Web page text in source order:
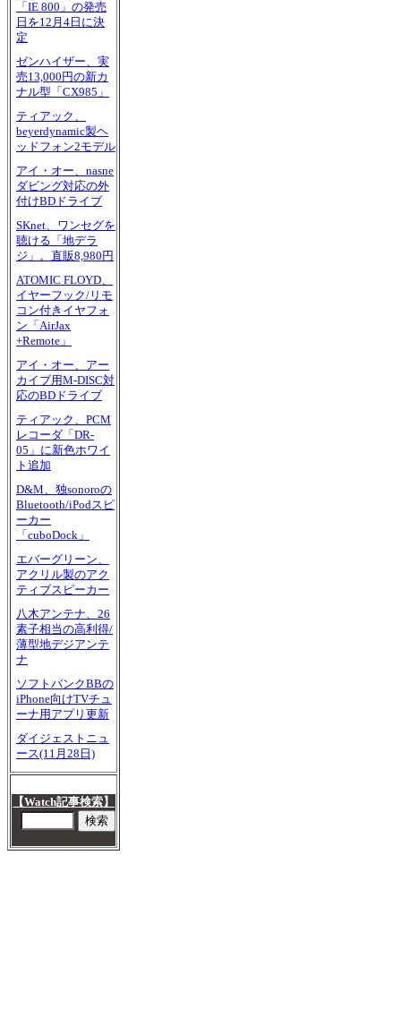
「IE 800」の発売
日を12月4日に決
定
ゼンハイザー、実
売13,000円の新カ
ナル型「CX985」
ティアック、
beyerdynamic製ヘ
ッドフォン2モデル
アイ・オー、nasne
ダビング対応の外
付けBDドライブ
SKnet、ワンセグを
聴ける「地デラ
ジ」。直販8,980円
ATOMIC FLOYD、
イヤーフック/リモ
コン付きイヤフォ
ン「AirJax
+Remote」
アイ・オー、アー
カイブ用M-DISC対
応のBDドライブ
ティアック、PCM
レコーダ「DR-
05」に新色ホワイ
ト追加
D&M、独sonoroの
Bluetooth/iPodスピ
ーカー
「cuboDock」
エバーグリーン、
アクリル製のアク
ティブスピーカー
八木アンテナ、26
素子相当の高利得/
薄型地デジアンテ
ナ
ソフトバンクBBの
iPhone向けTVチュ
ーナ用アプリ更新
ダイジェストニュ
ース(11月28日)
【Watch記事検索】